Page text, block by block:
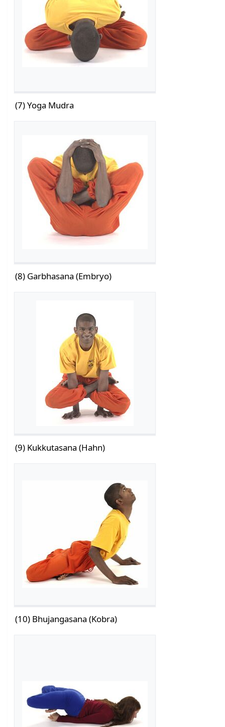
(7) Yoga Mudra
(8) Garbhasana (Embryo)
(9) Kukkutasana (Hahn)
(10) Bhujangasana (Kobra)